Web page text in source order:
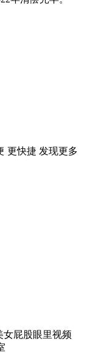
更快捷 发现更多
女屁股眼里视频